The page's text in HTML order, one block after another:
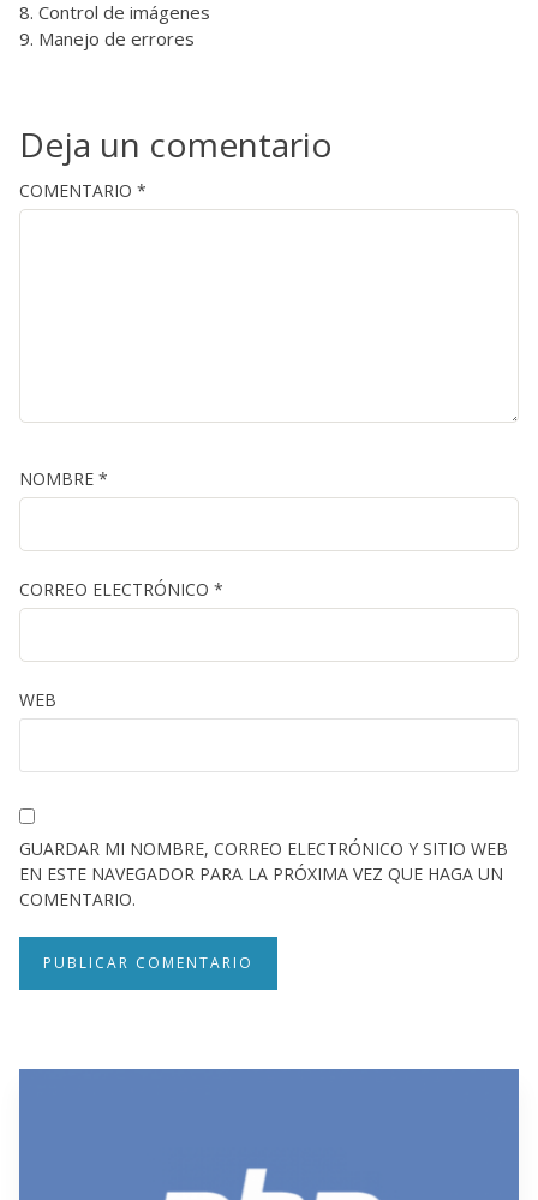
Control de imágenes
Manejo de errores
Deja un comentario
COMENTARIO *
NOMBRE *
CORREO ELECTRÓNICO *
WEB
GUARDAR MI NOMBRE, CORREO ELECTRÓNICO Y SITIO WEB
EN ESTE NAVEGADOR PARA LA PRÓXIMA VEZ QUE HAGA UN
COMENTARIO.